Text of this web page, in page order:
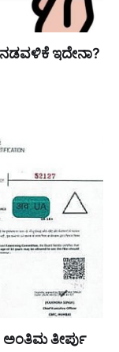
ಇದೇನಾ?
ತೀರ್ಪು